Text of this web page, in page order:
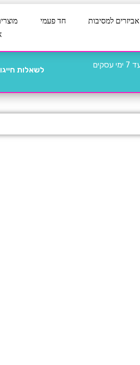
אביזרים למסיבות חד פעמי
ימי עסקים
לשאלות חייגו